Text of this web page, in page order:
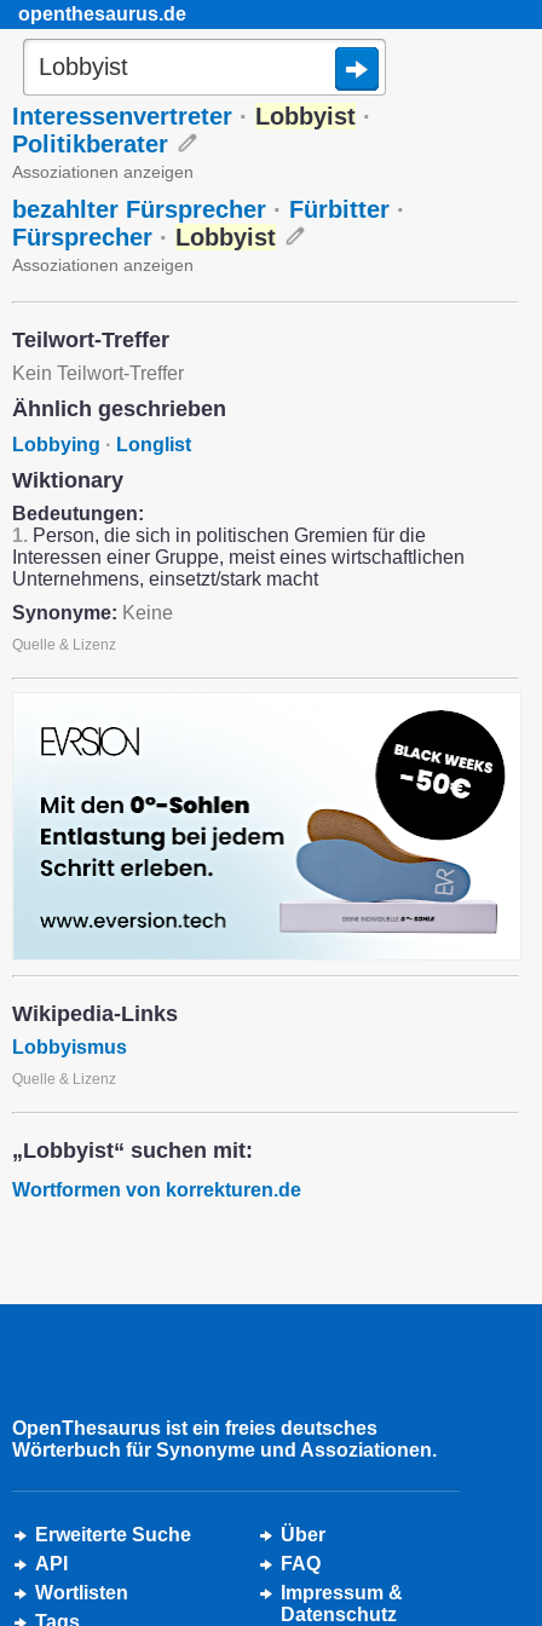
openthesaurus.de
Interessenvertreter · Lobbyist ·
Politikberater
Assoziationen anzeigen
bezahlter Fürsprecher · Fürbitter ·
Fürsprecher · Lobbyist
Assoziationen anzeigen
Teilwort-Treffer
Kein Teilwort-Treffer
Ähnlich geschrieben
Lobbying · Longlist
Wiktionary
Bedeutungen:
1. Person, die sich in politischen Gremien für die
Interessen einer Gruppe, meist eines wirtschaftlichen
Unternehmens, einsetzt/stark macht
Synonyme: Keine
Quelle & Lizenz
Wikipedia-Links
Lobbyismus
Quelle & Lizenz
„Lobbyist“ suchen mit:
Wortformen von korrekturen.de
OpenThesaurus ist ein freies deutsches
Wörterbuch für Synonyme und Assoziationen.
Erweiterte Suche
API
Wortlisten
Tags
Über
FAQ
Impressum &
Datenschutz